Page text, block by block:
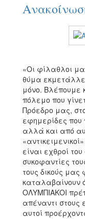
«Οι φίλαθλοι
θύμα
μόνο. Βλέπουμε
πόλεμο που
Πρόεδρο μας,
εφημερίδες που
αλλά και από
είναι εχθροί
συκοφαντίες
τους δικούς
καταλαβαίνουν
ΟΛΥΜΠΙΑΚΟΙ
απέναντι στους
αυτοί